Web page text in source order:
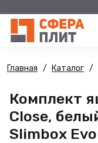
Главная Каталог
Комплект
Close,
Slimbox